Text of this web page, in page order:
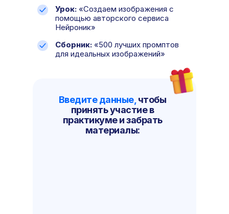
Введите данные, чтобы
принять участие в
практикуме и забрать
материалы:
Урок: «Создаем изображения с
помощью авторского сервиса
Нейроник»
Сборник: «500 лучших промптов
для идеальных изображений»